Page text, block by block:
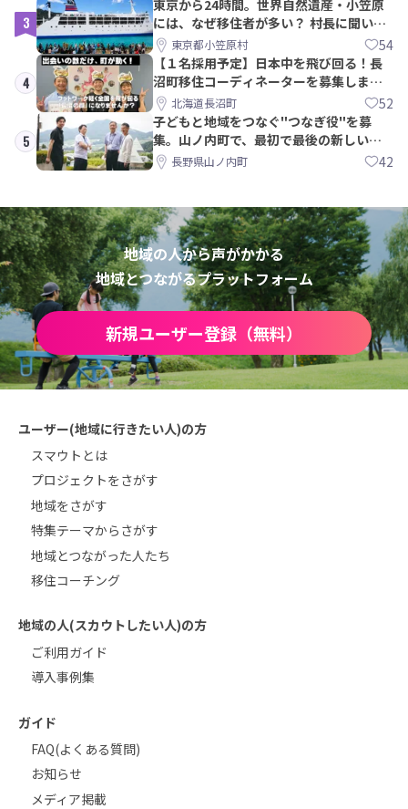
3
東京から24時間。世界自然遺産・小笠原
には、なぜ移住者が多い？ 村長に聞いて
みた東京都小笠原村 54
4
【１名採用予定】日本中を飛び回る！長
沼町移住コーディネーターを募集しま
す！北海道長沼町 52
5
子どもと地域をつなぐ"つなぎ役"を募
集。山ノ内町で、最初で最後の新しい学
校づくりを一緒に
長野県山ノ内町 42
地域の人から声がかかる
地域とつながるプラットフォーム
新規ユーザー登録（無料）
ユーザー(地域に行きたい人)の方
スマウトとは
プロジェクトをさがす
地域をさがす
特集テーマからさがす
地域とつながった人たち
移住コーチング
地域の人(スカウトしたい人)の方
ご利用ガイド
導入事例集
ガイド
FAQ(よくある質問)
お知らせ
メディア掲載